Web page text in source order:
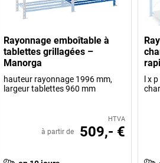
Rayonnage emboîtable à
tablettes grillagées –
Manorga
hauteur rayonnage 1996 mm,
largeur tablettes 960 mm
HTVA
à partir de 509,- €
l x